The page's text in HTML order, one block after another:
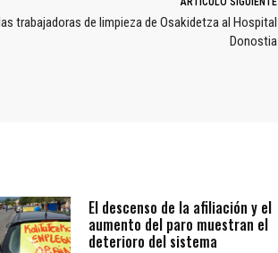
trabajadoras de limpieza de Osakidetza al Hospital
Donostia
El descenso de la afiliación y el
aumento del paro muestran el
deterioro del sistema